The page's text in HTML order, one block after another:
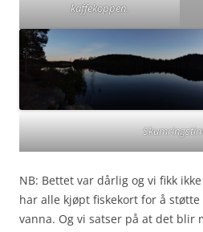
kaffekoppen.
NB: Bettet var dårlig og vi fikk
har alle kjøpt fiskekort for å
vanna. Og vi satser på at det blir